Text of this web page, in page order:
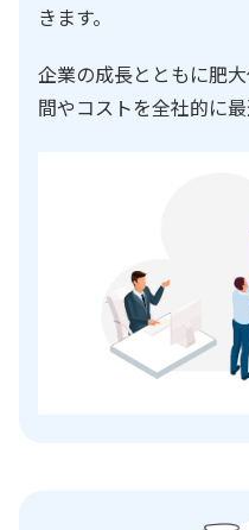
きます。
企業の成長とともに肥
間やコストを全社的に